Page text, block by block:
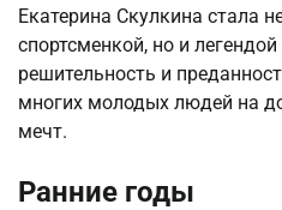
Екатерина Скулкина стала
спортсменкой, но и
решительность и
многих молодых людей на
мечт.
Ранние годы